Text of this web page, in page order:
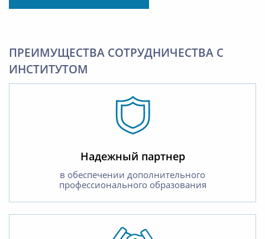
ПРЕИМУЩЕСТВА СОТРУДНИЧЕСТВА С
ИНСТИТУТОМ
Надежный партнер
в обеспечении дополнительного
профессионального образования